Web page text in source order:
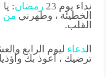
نداء يوم 23 رمضان:
الخطيئة ، وطهرني من
القلب.
دعاء ليوم الرابع
ترضيك ، أعوذ بك